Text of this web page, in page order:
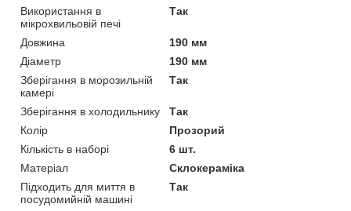
Використання в
мікрохвильовій печі
Так
Довжина
190 мм
Діаметр
190 мм
Зберігання в морозильній
камері
Так
Зберігання в холодильнику
Так
Колір
Прозорий
Кількість в наборі
6 шт.
Матеріал
Склокераміка
Підходить для миття в
посудомийній машині
Так